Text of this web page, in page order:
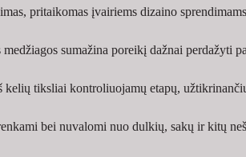
pritaikomas įvairiems dizaino
sumažina poreikį dažnai perdažyti
kelių tiksliai kontroliuojamų etapų,
bei nuvalomi nuo dulkių, sakų ir kitų